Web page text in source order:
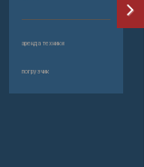
аренда техники
погрузчик